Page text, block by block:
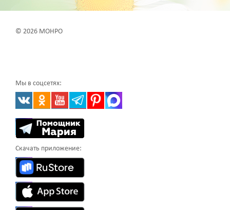
© 2026 МОНРО
Мы в соцсетях:
Скачать приложение: